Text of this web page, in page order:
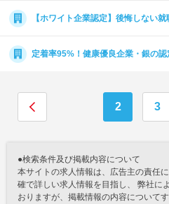
【ホワイト企業認定】後悔しない就
定着率95%！健康優良企業・銀の認
2 3
●検索条件及び掲載内容について
本サイトの求人情報は、広告主の責任
確で詳しい求人情報を目指し、 弊社に
おりますが、掲載情報の内容について